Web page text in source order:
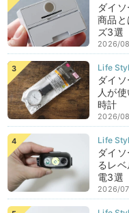
ダイ
商品と
ズ3選
2026/
ダイ
人が
時計
2026/
ダイ
るレ
電3選
2026/